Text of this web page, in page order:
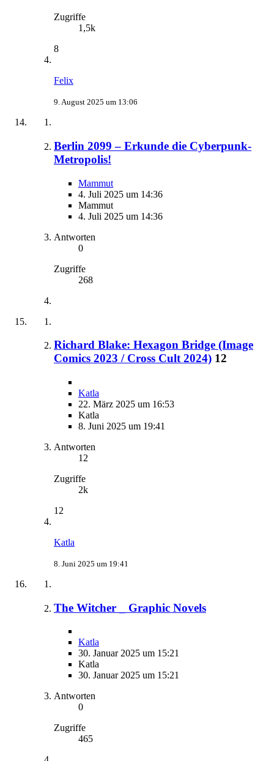
Zugriffe
1,5k
8
Felix
9. August 2025 um 13:06
Berlin 2099 – Erkunde die Cyberpunk-
Metropolis!
Mammut
4. Juli 2025 um 14:36
Mammut
4. Juli 2025 um 14:36
Antworten
0
Zugriffe
268
Richard Blake: Hexagon Bridge (Image
Comics 2023 / Cross Cult 2024) 12
Katla
22. März 2025 um 16:53
Katla
8. Juni 2025 um 19:41
Antworten
12
Zugriffe
2k
12
Katla
8. Juni 2025 um 19:41
The Witcher _ Graphic Novels
Katla
30. Januar 2025 um 15:21
Katla
30. Januar 2025 um 15:21
Antworten
0
Zugriffe
465